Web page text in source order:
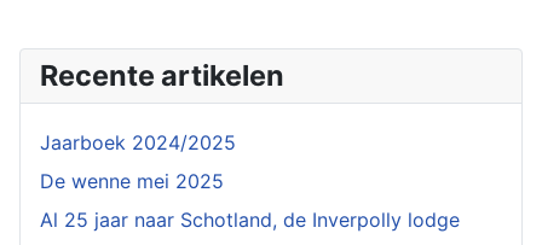
Recente artikelen
Jaarboek 2024/2025
De wenne mei 2025
Al 25 jaar naar Schotland, de Inverpolly lodge